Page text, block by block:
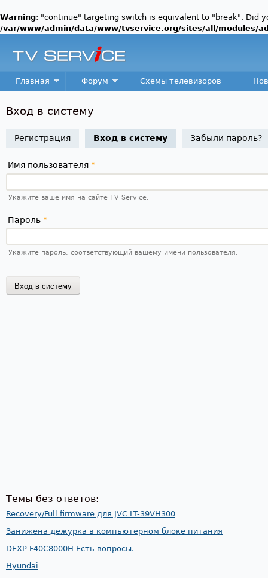
Warning: "continue" targeting switch is equivalent to "break". Did
/var/www/admin/data/www/tvservice.org/sites/all/modules/
TV
Service
Main menu
Главная Форум Схемы телевизоров
Вход в систему
Регистрация Вход в систему(активная вкладка)
Забыли пароль?
Имя пользователя *
Укажите ваше имя на сайте TV Service.
Пароль *
Укажите пароль, соответствующий вашему имени пользователя.
Темы без ответов:
Recovery/Full firmware для JVC LT-39VH300
Занижена дежурка в компьютерном блоке питания
DEXP F40C8000H Есть вопросы.
Hyundai